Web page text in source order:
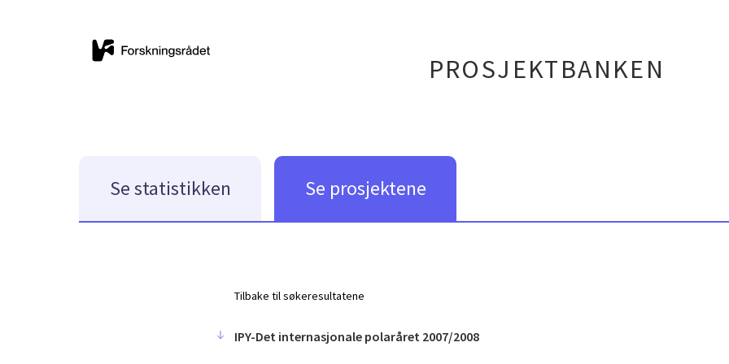
PROSJEKTBANKEN
Se statistikken Se prosjektene
Tilbake til søkeresultatene
IPY-Det internasjonale polaråret 2007/2008